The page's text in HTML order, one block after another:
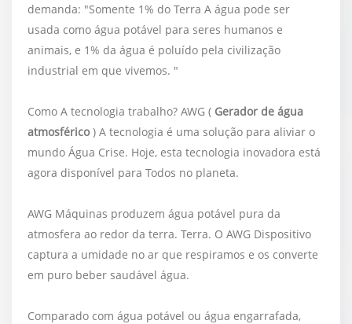
demanda: "Somente 1% do Terra A água pode ser
usada como água potável para seres humanos e
animais, e 1% da água é poluído pela civilização
industrial em que vivemos. "
Como A tecnologia trabalho? AWG ( Gerador de água
atmosférico) A tecnologia é uma solução para aliviar o
mundo Água Crise. Hoje, esta tecnologia inovadora está
agora disponível para Todos no planeta.
AWG Máquinas produzem água potável pura da
atmosfera ao redor da terra. Terra. O AWG Dispositivo
captura a umidade no ar que respiramos e os converte
em puro beber saudável água.
Comparado com água potável ou água engarrafada,